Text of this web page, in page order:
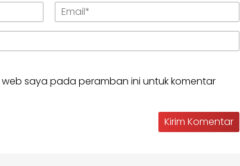
saya pada peramban ini untuk komentar